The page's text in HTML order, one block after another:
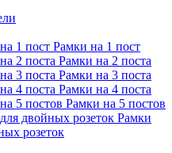
Рамки на 1 пост
Рамки на 2 поста
Рамки на 3 поста
Рамки на 4 поста
Рамки на 5 постов
Рамки
розеток